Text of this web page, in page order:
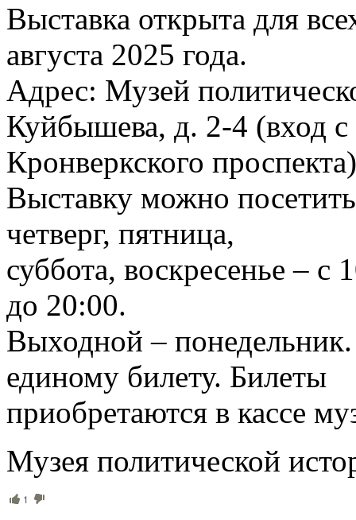
Выставка открыта для
августа 2025 года.
Адрес: Музей
Куйбышева, д. 2-4 (вход с
Кронверкского
Выставку можно
четверг, пятница,
суббота, воскресенье – с
до 20:00.
Выходной –
единому билету. Билеты
приобретаются в кассе
Музея политической
1